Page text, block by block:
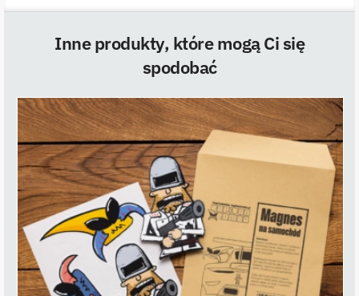
Inne produkty, które mogą Ci się
spodobać